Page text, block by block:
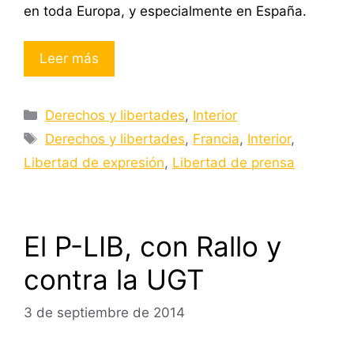
en toda Europa, y especialmente en España.
Leer más
Categorías
Derechos y libertades, Interior
Etiquetas
Derechos y libertades, Francia, Interior,
Libertad de expresión, Libertad de prensa
El P-LIB, con Rallo y
contra la UGT
3 de septiembre de 2014